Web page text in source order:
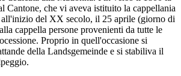
Cantone, che vi aveva istituito la cappellania
del XX secolo, il 25 aprile (giorno di
cappella persone provenienti da tutte le
Proprio in quell'occasione si
della Landsgemeinde e si stabiliva il